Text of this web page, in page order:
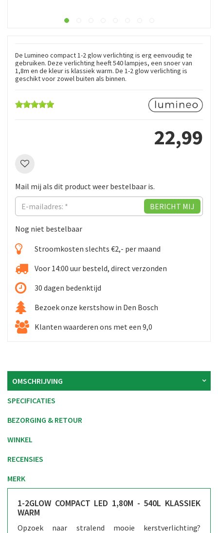
De Lumineo compact 1-2 glow verlichting is erg eenvoudig te
gebruiken. Deze verlichting heeft 540 lampjes, een snoer van
1,8m en de kleur is klassiek warm. De 1-2 glow verlichting is
geschikt voor zowel buiten als binnen.
22,99
Mail mij als dit product weer bestelbaar is.
Nog niet bestelbaar
Stroomkosten slechts €2,- per maand
Voor 14:00 uur besteld, direct verzonden
30 dagen bedenktijd
Bezoek onze kerstshow in Den Bosch
Klanten waarderen ons met een 9,0
OMSCHRIJVING
SPECIFICATIES
BEZORGING & RETOUR
WINKEL
RECENSIES
MERK
1-2GLOW COMPACT LED 1,80M - 540L KLASSIEK
WARM
Opzoek naar stralend mooie kerstverlichting?